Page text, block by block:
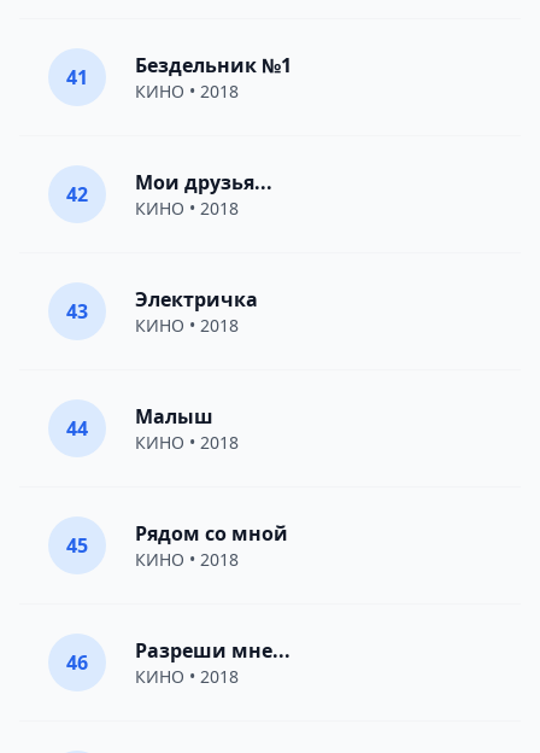
41 Бездельник №1
КИНО • 2018
42 Мои друзья...
КИНО • 2018
43 Электричка
КИНО • 2018
44 Малыш
КИНО • 2018
45 Рядом со мной
КИНО • 2018
46 Разреши мне...
КИНО • 2018